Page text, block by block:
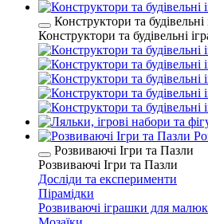
Конструктори та
Конструктори та будівельні
Розвиваючі Ігри та Пазли
Розвиваючі Ігри та Пазли
Досліди та експерименти
Пірамідки
Розвиваючі іграшки для